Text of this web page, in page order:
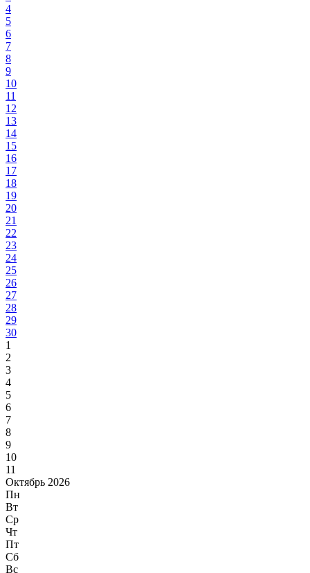
4
5
6
7
8
9
10
11
12
13
14
15
16
17
18
19
20
21
22
23
24
25
26
27
28
29
30
1
2
3
4
5
6
7
8
9
10
11
Октябрь 2026
Пн
Вт
Ср
Чт
Пт
Сб
Вс